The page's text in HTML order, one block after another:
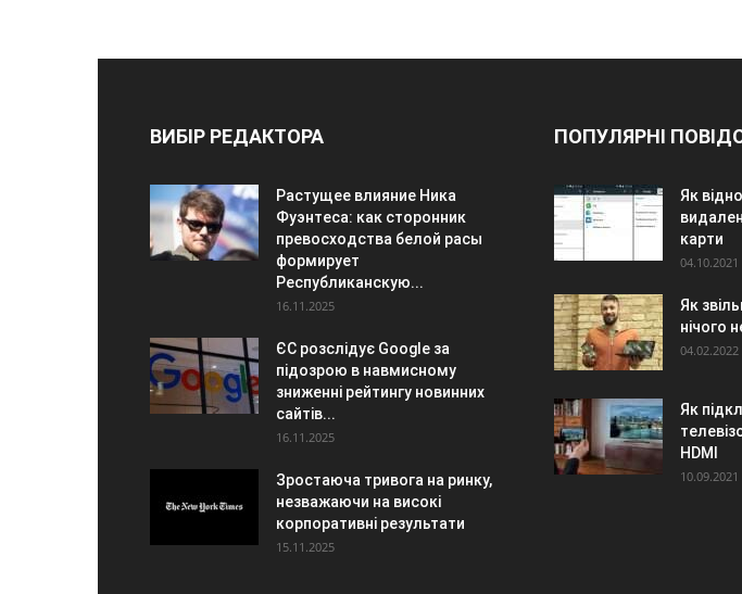
ВИБІР РЕДАКТОРА
Растущее влияние Ника
Фуэнтеса: как сторонник
превосходства белой расы
формирует
Республиканскую...
16.11.2025
ЄС розслідує Google за
підозрою в навмисному
зниженні рейтингу новинних
сайтів...
16.11.2025
Зростаюча тривога на ринку,
незважаючи на високі
корпоративні результати
15.11.2025
ПОПУЛЯРНІ
Як
карти
04.10.2021
Як
нічого
04.02.2022
Як
HDMI
10.09.2021